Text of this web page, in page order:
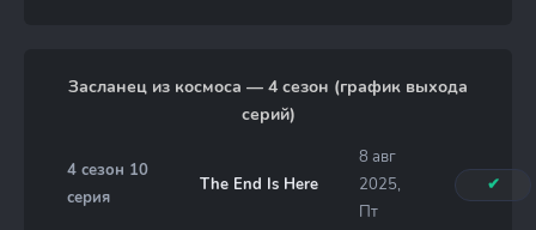
Засланец из космоса — 4 сезон (график выхода
серий)
4 сезон 10
серия
The End Is Here
8 авг
2025,
Пт
✔